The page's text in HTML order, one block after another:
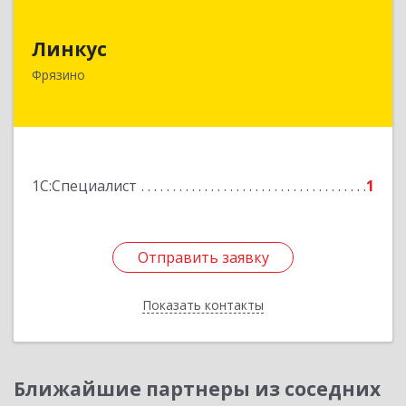
Линкус
Фрязино
1С:Специалист 1
Отправить заявку
Показать контакты
141191, Московская обл, Фрязино г, Ленина ул,
Подробнее
Отправить заявку
Назад
Ближайшие партнеры из соседних